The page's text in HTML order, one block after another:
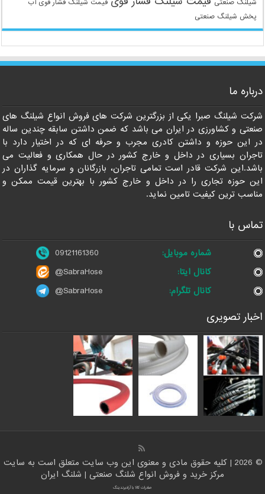
شیلنگ صنعتی
قیمت شیلنگ فشار قوی آب
پخش شیلنگ صنعتی
درباره ما
شرکت شیلنگ صبرا یکی از بزرگترین شرکت های فروش انواع شیلنگ های
صنعتی و کشاورزی در ایران می باشد که ضمن داشتن سابقه چندین ساله
در این حوزه و داشتن کادری مجرب و حرفه ای که در اختیار دارد با
تاجران بسیاری در داخل و خارج کشور در حال همکاری و فعالیت می
باشد.این شرکت قادر است تمامی تاجران، بازرگانان و سرمایه گذاران در
این حوزه تجاری را در داخل و خارج کشور با بهترین قیمت ممکن و
مناسب ترین کیفیت تامین نماید.
تماس با
شماره موبایل:
09121161360
کانال ایتا:
@SabraHose
کانال تلگرام:
@SabraHose
اخبار تصویری
© 2026 | کلیه حقوق مادی و معنوی این وب سایت متعلق است به سایت
مرکز خرید و فروش انواع شلنگ صنعتی | شلنگ ایران
صادرات کالا با آرادبرندینگ
09121161360